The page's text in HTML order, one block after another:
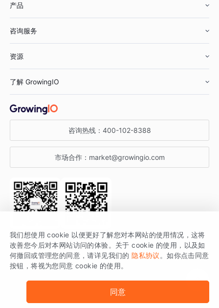
鞋服行业
汽车行业
金融行业
产品
智能运营
获客分析
咨询服务
资源
增长公开课
增长博客
开发者文档
SDK 文档
场景指南
了解 GrowingIO
关于 GrowingIO
增长大会
行业活动
咨询热线： 400-102-8388
市场合作： market@growingio.com
关注公众号 获取更多干货
GrowingIO 是专注于数据智能分析与增长的品牌，核心平台为 GrowingIO
分析云。
版权所有 © 北京易数科技有限公司
我们想使用 cookie 以便更好了解您对本网站的使用情况，这将
改善您今后对本网站访问的体验。关于 cookie 的使用，以及如
何撤回或管理您的同意，请详见我们的 隐私协议 。如你点击同意
按钮，将视为您同意 cookie 的使用。
同意